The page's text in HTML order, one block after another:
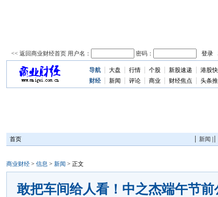
导航 大盘 行情 个股 新股速递
港股
财经
新闻 评论 商业 财经焦点 头条
首页 新闻
商业财经> 信息 > 新闻 > 正文
敢把车间给人看！中之杰端午节